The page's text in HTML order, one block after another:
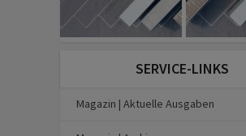
SERVICE-LINKS
Magazin | Aktuelle Ausgaben